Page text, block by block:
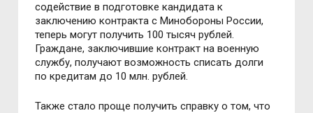
содействие в подготовке кандидата к
заключению контракта с Минобороны России,
теперь могут получить 100 тысяч рублей.
Граждане, заключившие контракт на военную
службу, получают возможность списать долги
по кредитам до 10 млн. рублей.
Также стало проще получить справку о том, что